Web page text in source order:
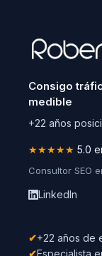
Consigo
medible
+22 años
★★★★★ 5.0
Consultor SEO
LinkedIn
✔+22 años de